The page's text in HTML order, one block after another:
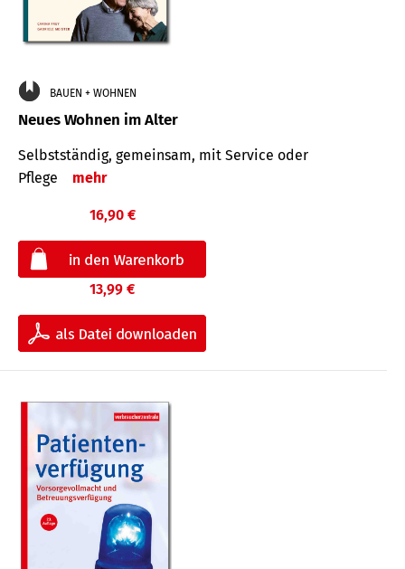
BAUEN + WOHNEN
Neues Wohnen im Alter
Selbstständig, gemeinsam, mit Service oder
Pflege
mehr
16,90 €
13,99 €